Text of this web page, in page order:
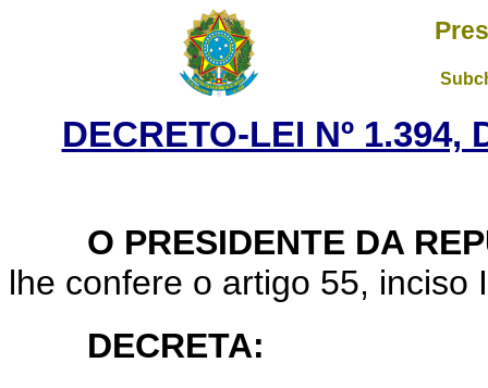
DECRETO-LEI Nº 1.394,
O PRESIDENTE DA
lhe confere o artigo 55, inciso
DECRETA: